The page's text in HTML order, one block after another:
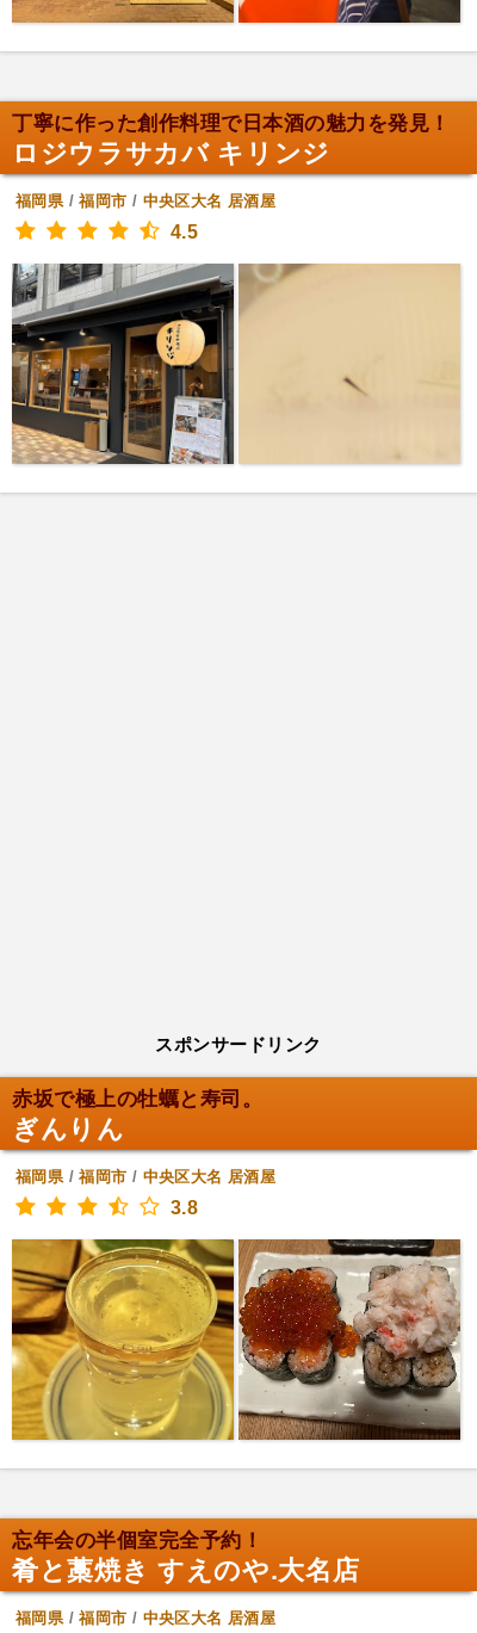
丁寧に作った創作料理で日本酒の魅力を発見！
ロジウラサカバ キリンジ
福岡県/福岡市 / 中央区大名 居酒屋
4.5
スポンサードリンク
赤坂で極上の牡蠣と寿司。
ぎんりん
福岡県/福岡市 / 中央区大名 居酒屋
3.8
忘年会の半個室完全予約！
肴と藁焼き すえのや.大名店
福岡県/福岡市 / 中央区大名 居酒屋